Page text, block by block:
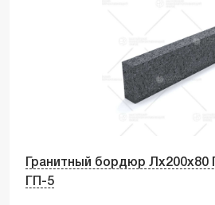
Гранитный бордюр Лх200х80
ГП-5